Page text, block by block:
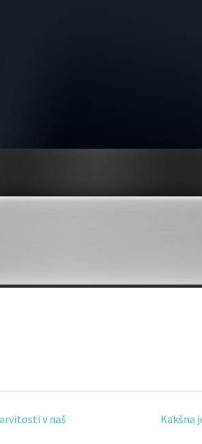
v naš
Kakšna